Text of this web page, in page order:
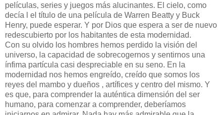
películas, series y juegos más alucinantes. El cielo, como
decía l el título de una película de Warren Beatty y Buck
Henry, puede esperar. Y por Dios que espera a ser de nuevo
redescubierto por los habitantes de esta modernidad.
Con su olvido los hombres hemos perdido la visión del
universo, la capacidad de sobrecogernos y sentirnos una
ínfima partícula casi despreciable en su seno. En la
modernidad nos hemos engreído, creído que somos los
reyes del mambo y dueños , artífices y centro del mismo. Y
es que, para comprender la auténtica dimensión del ser
humano, para comenzar a comprender, deberíamos